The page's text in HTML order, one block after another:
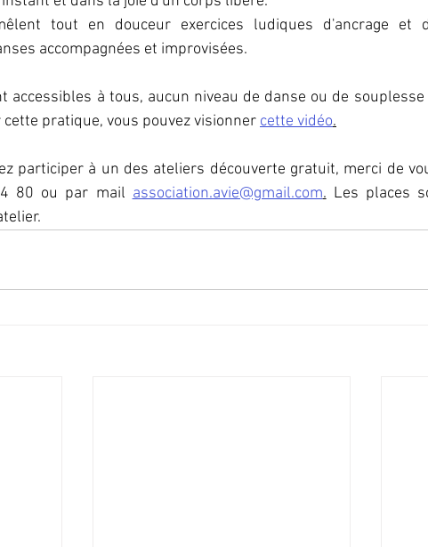
tout en douceur exercices ludiques d'ancrage et
accompagnées et improvisées.
accessibles à tous, aucun niveau de danse ou de
pratique, vous pouvez visionner cette vidéo.
participer à un des ateliers découverte gratuit, merci de
80 ou par mail association.avie@gmail.com. Les places